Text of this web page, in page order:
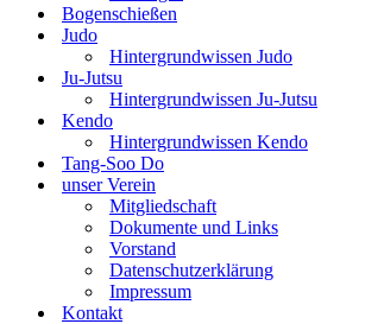
Bogenschießen
Judo
Hintergrundwissen Judo
Ju-Jutsu
Hintergrundwissen Ju-Jutsu
Kendo
Hintergrundwissen Kendo
Tang-Soo Do
unser Verein
Mitgliedschaft
Dokumente und Links
Vorstand
Datenschutzerklärung
Impressum
Kontakt